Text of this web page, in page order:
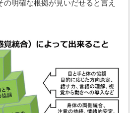
明確な根拠が見いだせると言え